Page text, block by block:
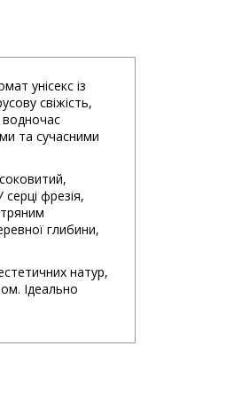
унісекс із
свіжість,
водночас
та сучасними
фрезія,
глибини,
натур,
Ідеально